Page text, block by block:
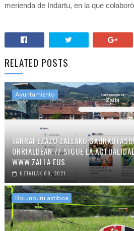
merienda de Indartu, en la que
RELATED POSTS
Ayuntamiento
JARRAI EZAZU ZALLAKO
ORRIALDEAN // SIGUE LA
WWW.ZALLA.EUS
UZTAILAK 09, 2021
Bolunburu aktiboa